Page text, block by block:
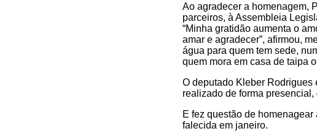
Ao agradecer a homenagem,
parceiros, à Assembleia
“Minha gratidão aumenta o
amar e agradecer”, afirmou,
água para quem tem sede,
quem mora em casa de taipa
O deputado Kleber Rodrigues
realizado de forma
E fez questão de
falecida em janeiro.